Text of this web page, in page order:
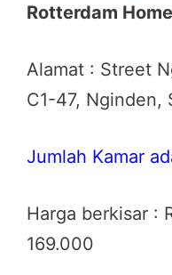
Rotterdam
Alamat : Street
C1-47, Nginden,
Jumlah Kamar
Harga berkisar :
169.000